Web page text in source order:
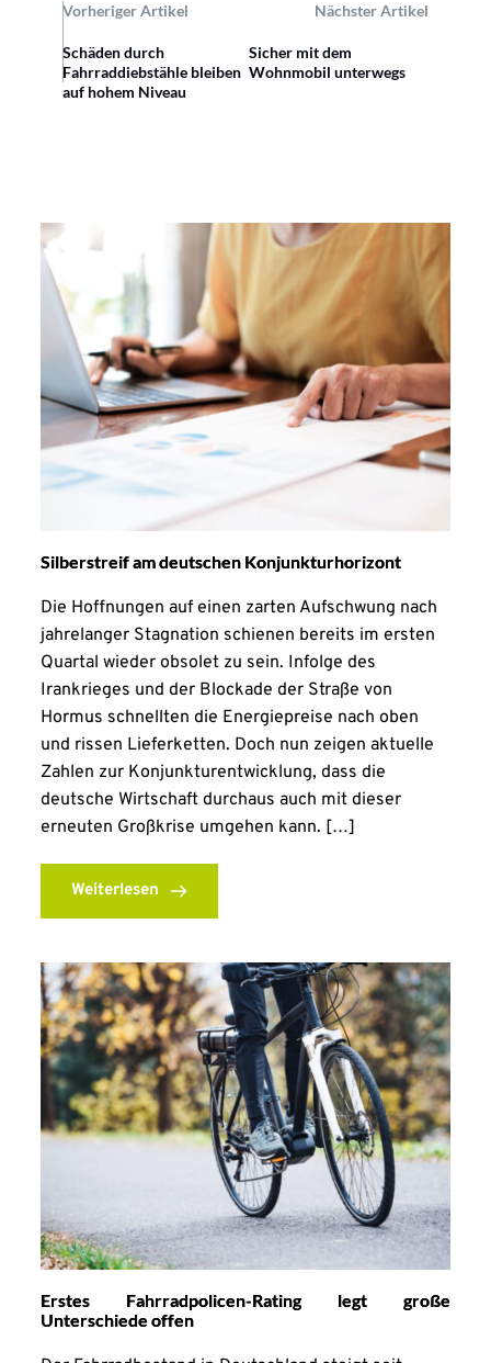
Vorheriger Artikel Nächster Artikel
Schäden durch
Fahrraddiebstähle bleiben
auf hohem Niveau
Sicher mit dem
Wohnmobil unterwegs
Silberstreif am deutschen Konjunkturhorizont
Die Hoffnungen auf einen zarten Aufschwung nach
jahrelanger Stagnation schienen bereits im ersten
Quartal wieder obsolet zu sein. Infolge des
Irankrieges und der Blockade der Straße von
Hormus schnellten die Energiepreise nach oben
und rissen Lieferketten. Doch nun zeigen aktuelle
Zahlen zur Konjunkturentwicklung, dass die
deutsche Wirtschaft durchaus auch mit dieser
erneuten Großkrise umgehen kann. […]
Weiterlesen
Erstes Fahrradpolicen-Rating legt große
Unterschiede offen